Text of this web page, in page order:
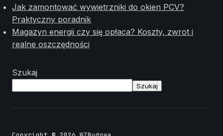
Jak zamontować wywietrzniki do okien PCV?
Praktyczny poradnik
Magazyn energii czy się opłaca? Koszty, zwrot i
realne oszczędności
Szukaj
Szukaj